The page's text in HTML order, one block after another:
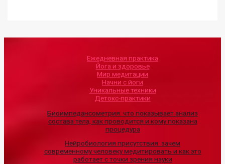
Ежедневная практика
Йога и здоровье
Мир медитации
Начни с йоги
Уникальные техники
Детокс-практики
Биоимпедансометрия: что показывает анализ
состава тела, как проводится и кому показана
процедура
Нейробиология присутствия: зачем
современному человеку медитировать и как это
работает с точки зрения науки